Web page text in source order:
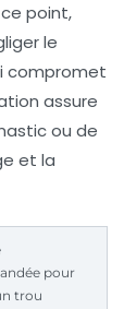
point,
le
compromet
assure
ou de
et la
pour
trou